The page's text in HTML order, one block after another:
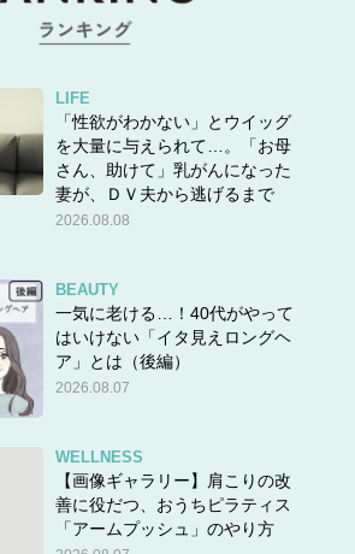
LIFE
「性欲がわかない」とウイッグ
を大量に与えられて…。「お母
さん、助けて」乳がんになった
妻が、ＤＶ夫から逃げるまで
2026.08.08
BEAUTY
一気に老ける…！40代がやって
はいけない「イタ見えロングヘ
ア」とは（後編）
2026.08.07
WELLNESS
【画像ギャラリー】肩こりの改
善に役だつ、おうちピラティス
「アームプッシュ」のやり方